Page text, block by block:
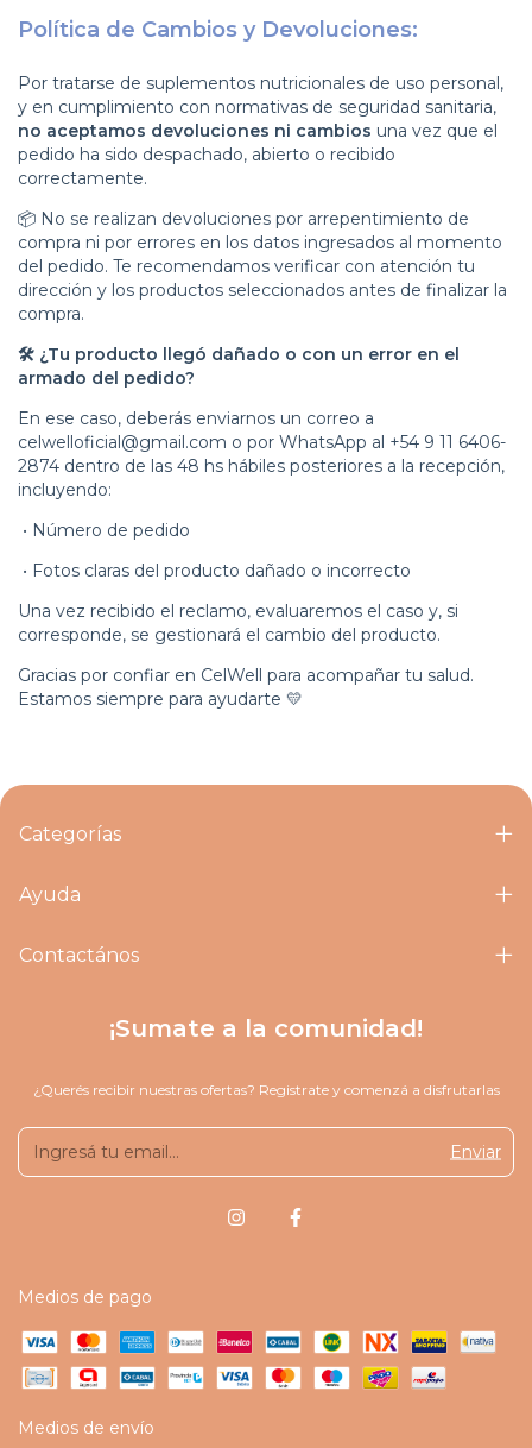
Política de Cambios y Devoluciones:
Por tratarse de suplementos nutricionales de uso personal,
y en cumplimiento con normativas de seguridad sanitaria,
no aceptamos devoluciones ni cambios una vez que el
pedido ha sido despachado, abierto o recibido
correctamente.
📦 No se realizan devoluciones por arrepentimiento de
compra ni por errores en los datos ingresados al momento
del pedido. Te recomendamos verificar con atención tu
dirección y los productos seleccionados antes de finalizar la
compra.
🛠️ ¿Tu producto llegó dañado o con un error en el
armado del pedido?
En ese caso, deberás enviarnos un correo a
celwelloficial@gmail.com o por WhatsApp al +54 9 11 6406-
2874 dentro de las 48 hs hábiles posteriores a la recepción,
incluyendo:
• Número de pedido
• Fotos claras del producto dañado o incorrecto
Una vez recibido el reclamo, evaluaremos el caso y, si
corresponde, se gestionará el cambio del producto.
Gracias por confiar en CelWell para acompañar tu salud.
Estamos siempre para ayudarte 💛
Categorías
Ayuda
Contactános
¡Sumate a la comunidad!
¿Querés recibir nuestras ofertas? Registrate y comenzá a disfrutarlas
Medios de pago
Medios de envío